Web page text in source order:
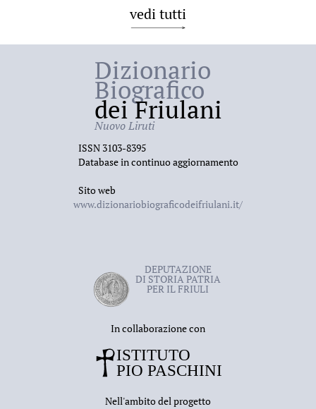
vedi tutti
Dizionario
Biografico
dei Friulani
Nuovo Liruti
ISSN 3103-8395
Database in continuo aggiornamento
Sito web
www.dizionariobiograficodeifriulani.it/
DEPUTAZIONE
DI STORIA PATRIA
PER IL FRIULI
In collaborazione con
Nell'ambito del progetto